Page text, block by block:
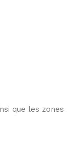
que les zones